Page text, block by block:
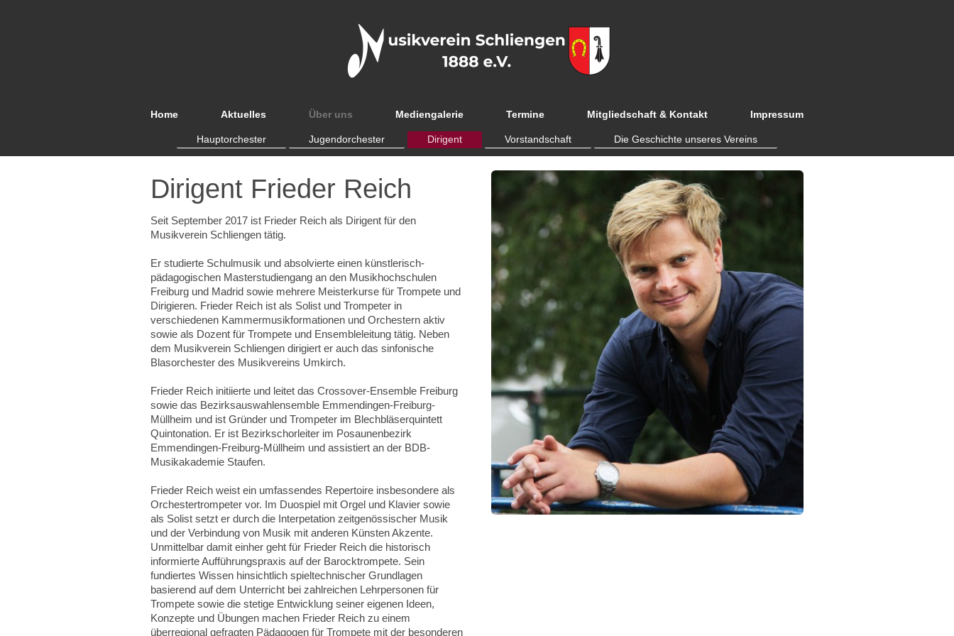
Home Aktuelles Über uns Mediengalerie Termine Mitgliedschaft & Kontakt Impressum
Hauptorchester Jugendorchester Dirigent Vorstandschaft Die Geschichte unseres Vereins
Dirigent Frieder Reich
Seit September 2017 ist Frieder Reich als Dirigent für den
Musikverein Schliengen tätig.
Er studierte Schulmusik und absolvierte einen künstlerisch-
pädagogischen Masterstudiengang an den Musikhochschulen
Freiburg und Madrid sowie mehrere Meisterkurse für Trompete und
Dirigieren. Frieder Reich ist als Solist und Trompeter in
verschiedenen Kammermusikformationen und Orchestern aktiv
sowie als Dozent für Trompete und Ensembleleitung tätig. Neben
dem Musikverein Schliengen dirigiert er auch das sinfonische
Blasorchester des Musikvereins Umkirch.
Frieder Reich initiierte und leitet das Crossover-Ensemble Freiburg
sowie das Bezirksauswahlensemble Emmendingen-Freiburg-
Müllheim und ist Gründer und Trompeter im Blechbläserquintett
Quintonation. Er ist Bezirkschorleiter im Posaunenbezirk
Emmendingen-Freiburg-Müllheim und assistiert an der BDB-
Musikakademie Staufen.
Frieder Reich weist ein umfassendes Repertoire insbesondere als
Orchestertrompeter vor. Im Duospiel mit Orgel und Klavier sowie
als Solist setzt er durch die Interpetation zeitgenössischer Musik
und der Verbindung von Musik mit anderen Künsten Akzente.
Unmittelbar damit einher geht für Frieder Reich die historisch
informierte Aufführungspraxis auf der Barocktrompete. Sein
fundiertes Wissen hinsichtlich spieltechnischer Grundlagen
basierend auf dem Unterricht bei zahlreichen Lehrpersonen für
Trompete sowie die stetige Entwicklung seiner eigenen Ideen,
Konzepte und Übungen machen Frieder Reich zu einem
überregional gefragten Pädagogen für Trompete mit der besonderen